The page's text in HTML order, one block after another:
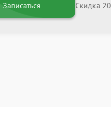
Записаться Скидка